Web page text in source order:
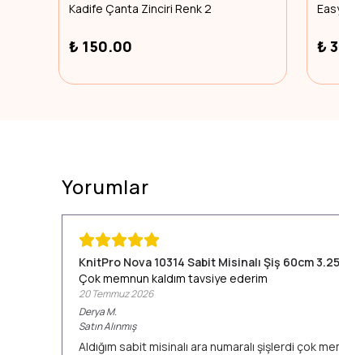
Kadife Çanta Zinciri Renk 2
₺ 150.00 ₺
Yorumlar
KnitPro Nova 10314 Sabit Misinalı Şiş 60cm
Çok memnun kaldım tavsiye ederim
20 Temmuz 2026
DeryaM.
Satın Alınmış
Aldığım sabit misinalı ara numaralı şişlerdi çok